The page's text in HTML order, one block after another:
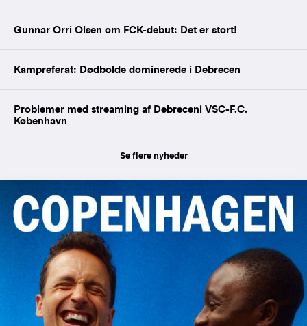
Gunnar Orri Olsen om FCK-debut: Det er stort!
Kampreferat: Dødbolde dominerede i Debrecen
Problemer med streaming af Debreceni VSC-F.C.
København
Se flere nyheder